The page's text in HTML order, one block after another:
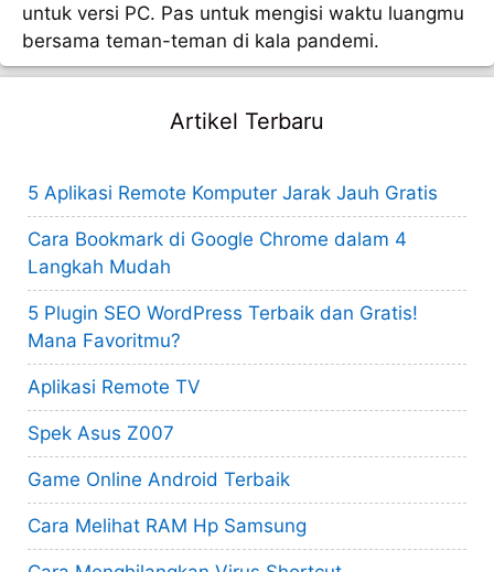
untuk versi PC. Pas untuk mengisi waktu luangmu
bersama teman-teman di kala pandemi.
Artikel Terbaru
5 Aplikasi Remote Komputer Jarak Jauh Gratis
Cara Bookmark di Google Chrome dalam 4
Langkah Mudah
5 Plugin SEO WordPress Terbaik dan Gratis!
Mana Favoritmu?
Aplikasi Remote TV
Spek Asus Z007
Game Online Android Terbaik
Cara Melihat RAM Hp Samsung